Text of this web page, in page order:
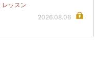
レッスン
2026.08.06